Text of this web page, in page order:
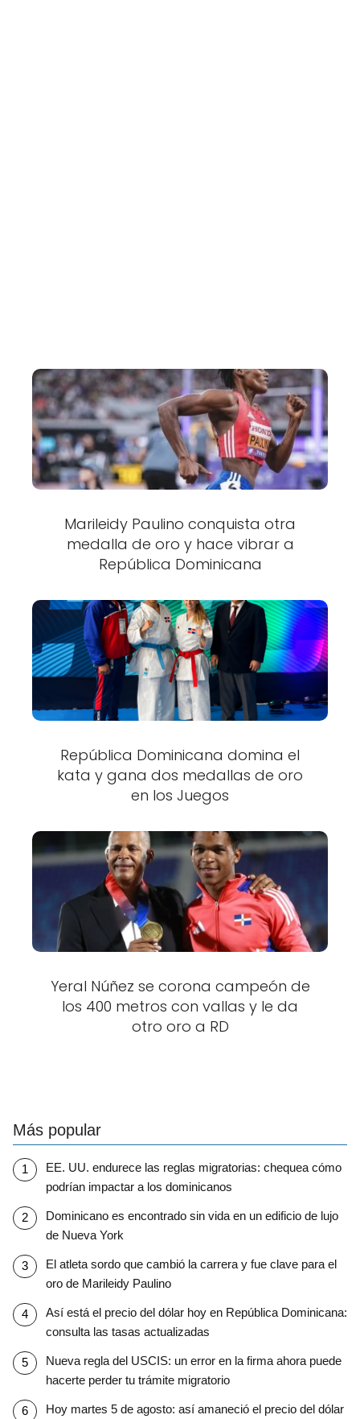
Marileidy Paulino conquista otra
medalla de oro y hace vibrar a
República Dominicana
República Dominicana domina el
kata y gana dos medallas de oro
en los Juegos
Yeral Núñez se corona campeón de
los 400 metros con vallas y le da
otro oro a RD
Más popular
EE. UU. endurece las reglas migratorias: chequea cómo
podrían impactar a los dominicanos
Dominicano es encontrado sin vida en un edificio de lujo
de Nueva York
El atleta sordo que cambió la carrera y fue clave para el
oro de Marileidy Paulino
Así está el precio del dólar hoy en República Dominicana:
consulta las tasas actualizadas
Nueva regla del USCIS: un error en la firma ahora puede
hacerte perder tu trámite migratorio
Hoy martes 5 de agosto: así amaneció el precio del dólar